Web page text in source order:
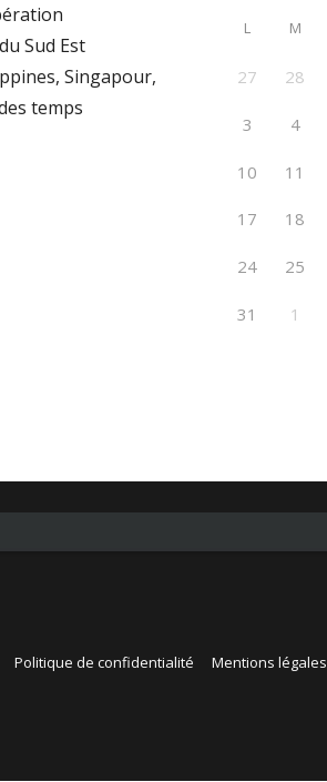
Sud Est
Singapour,
temps
L M
27 28
3 4
10 11
17 18
24 25
31 1
Politique de confidentialité Mentions légales